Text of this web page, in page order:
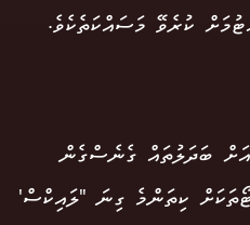
ކުރެވޭ މަސައްކަތެކެވެ.
ބަދަލުތައް ގެނެސްގެން
ކިތަންމެ ގިނަ "ލައިކްސް'